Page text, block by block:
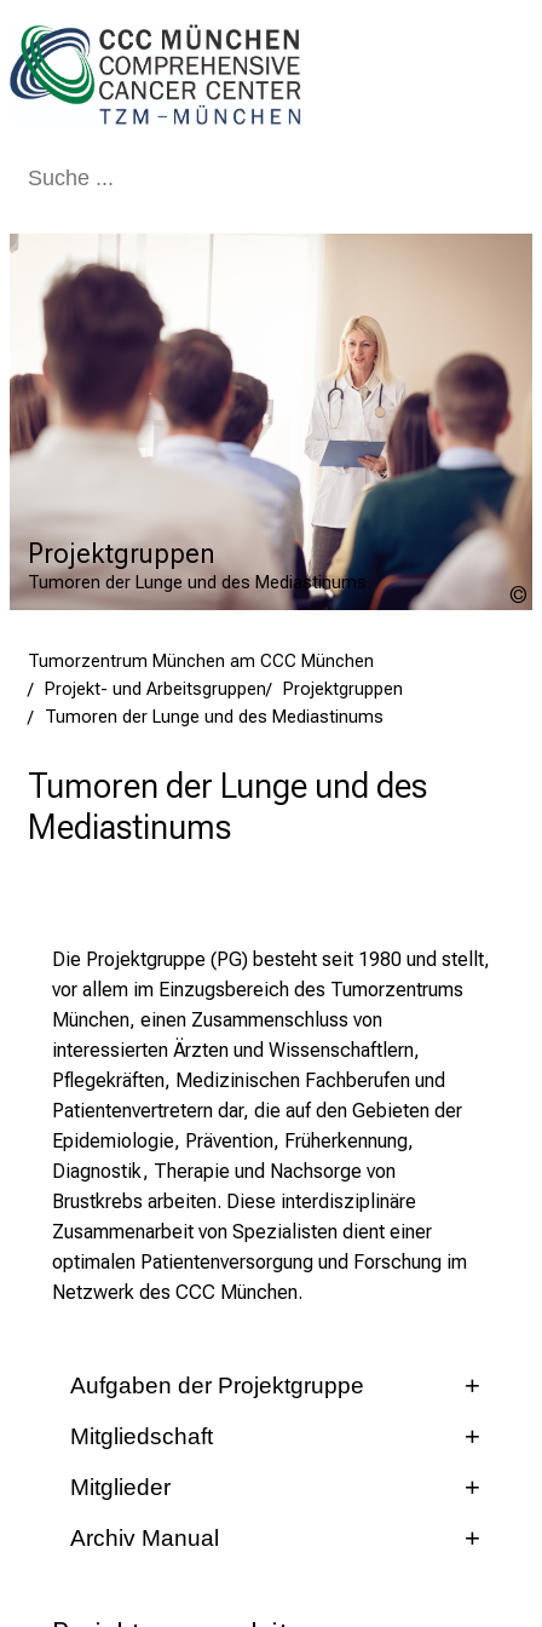
Projektgruppen
Tumoren der Lunge und des Mediastinums
Tumorzentrum München am CCC München
Projekt- und Arbeitsgruppen
Projektgruppen
Tumoren der Lunge und des Mediastinums
Tumoren der Lunge und des
Mediastinums
Die Projektgruppe (PG) besteht seit 1980 und stellt,
vor allem im Einzugsbereich des Tumorzentrums
München, einen Zusammenschluss von
interessierten Ärzten und Wissenschaftlern,
Pflegekräften, Medizinischen Fachberufen und
Patientenvertretern dar, die auf den Gebieten der
Epidemiologie, Prävention, Früherkennung,
Diagnostik, Therapie und Nachsorge von
Brustkrebs arbeiten. Diese interdisziplinäre
Zusammenarbeit von Spezialisten dient einer
optimalen Patientenversorgung und Forschung im
Netzwerk des CCC München.
Aufgaben der Projektgruppe
Fort- und Weiterbildung
Diskussion von Kasuistiken
Informationen im Netzwerk
Mitgliedschaft
Projektgruppen des TZM stehen interessierten
Mitgliedschaft offen, die mit der Wahrnehmung
Mitglieder
Bei Fragen zur Mitgliedschaft wenden Sie sich
LMU Klinikum Campus Innenstadt
Archiv Manual